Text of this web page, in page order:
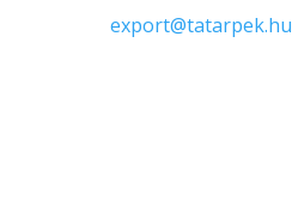
export@tatarpek.hu